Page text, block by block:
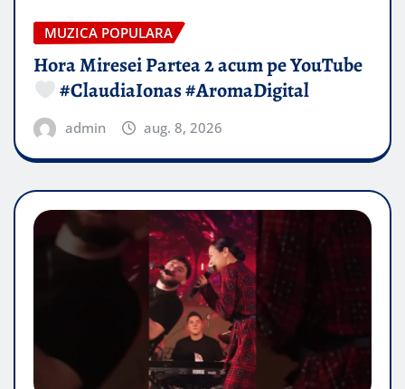
MUZICA POPULARA
Hora Miresei Partea 2 acum pe YouTube
#ClaudiaIonas #AromaDigital
admin aug. 8, 2026